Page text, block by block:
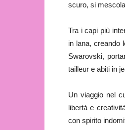
scuro, si
Tra i capi più
in lana, creando
Swarovski,
tailleur e abiti in
Un viaggio nel
libertà e
con spirito